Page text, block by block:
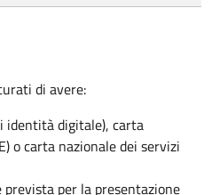
di avere:
identità digitale), carta
o carta nazionale dei servizi
per la presentazione